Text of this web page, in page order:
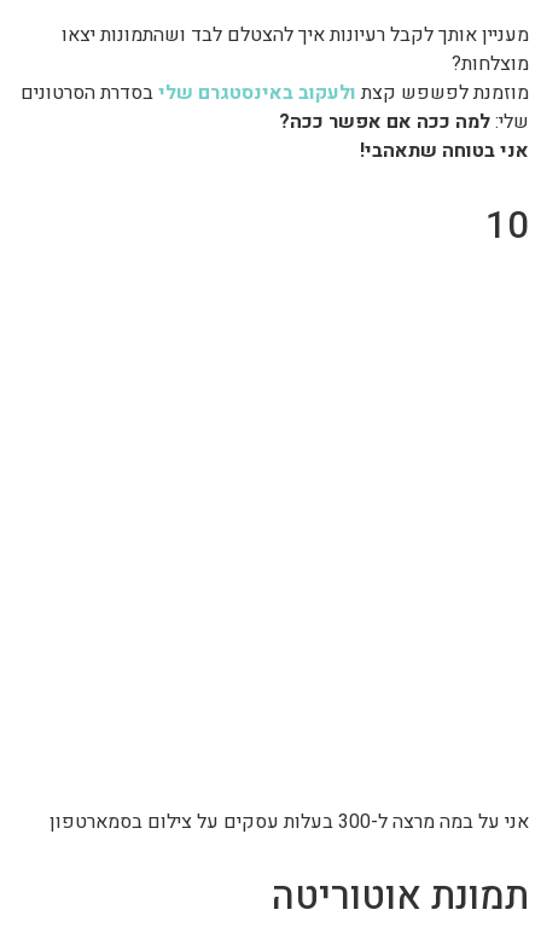
מעניין אותך לקבל רעיונות איך להצטלם לבד ושהתמונות יצאו
מוצלחות?
מוזמנת לפשפש קצתולעקוב באינסטגרם שליבסדרת הסרטונים
שלי:למה ככה אם אפשר ככה?
אני בטוחה שתאהבי!
10
אני על במה מרצה ל-300 בעלות עסקים על צילום בסמארטפון
תמונת אוטוריטה